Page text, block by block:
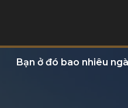
Bạn ở đó bao nhiêu